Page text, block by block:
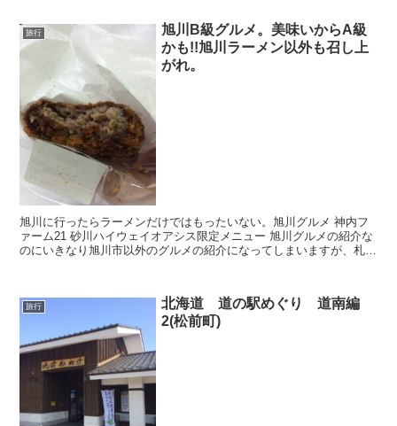
旅行
旭川B級グルメ。美味いからA級
かも!!旭川ラーメン以外も召し上
がれ。
旭川に行ったらラーメンだけではもったいない。旭川グルメ 神内フ
ァーム21 砂川ハイウェイオアシス限定メニュー 旭川グルメの紹介な
のにいきなり旭川市以外のグルメの紹介になってしまいますが、札幌
旅行
北海道 道の駅めぐり 道南編
2(松前町)